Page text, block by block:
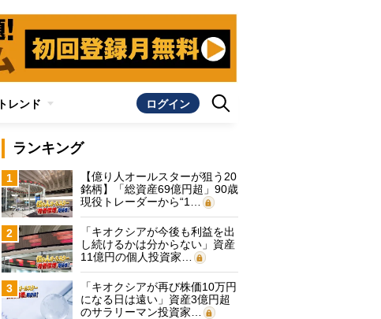
トレンド ログイン
ランキング
1
【億り人オールスターが狙う20
銘柄】「総資産69億円超」90歳
現役トレーダーから“1…
2
「キオクシアが今後も利益を出
し続けるかは分からない」資産
11億円の個人投資家…
3
「キオクシアが再び株価10万円
になる日は遠い」資産3億円超
のサラリーマン投資家…